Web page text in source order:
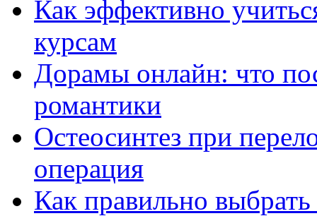
Как эффективно
курсам
Дорамы онлайн: что
романтики
Остеосинтез при
операция
Как правильно